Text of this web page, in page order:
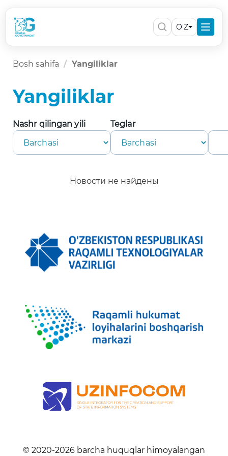
O'Z
Bosh sahifa Yangiliklar
Yangiliklar
Nashr qilingan yili Teglar
Новости не найдены
© 2020-2026 barcha huquqlar himoyalangan